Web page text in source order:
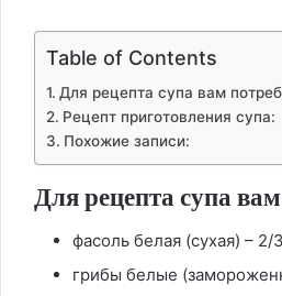
Table of Contents
Для рецепта супа вам
Рецепт приготовления супа:
Похожие записи:
Для рецепта супа
фасоль белая (сухая) – 2/
грибы белые